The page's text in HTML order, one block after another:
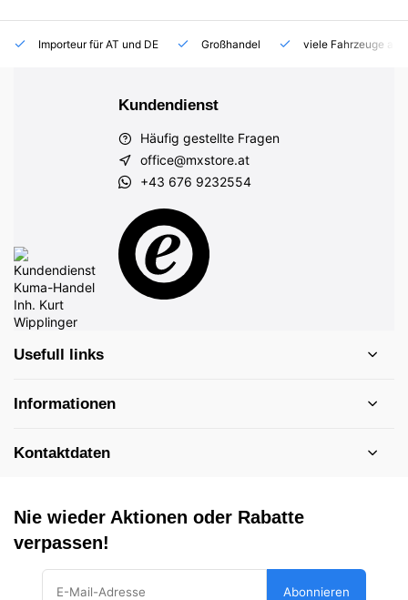
Importeur für AT und DE Großhandel viele Fahrzeuge auf
Kundendienst
Häufig gestellte Fragen
office@mxstore.at
+43 676 9232554
Usefull links
Informationen
Kontaktdaten
Nie wieder Aktionen oder Rabatte
verpassen!
Abonnieren